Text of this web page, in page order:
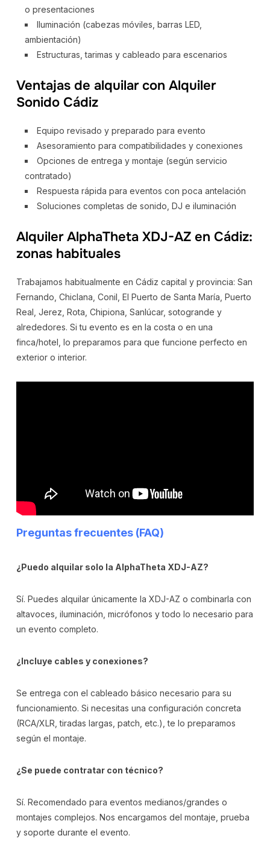
o presentaciones
Iluminación (cabezas móviles, barras LED,
ambientación)
Estructuras, tarimas y cableado para escenarios
Ventajas de alquilar con Alquiler
Sonido Cádiz
Equipo revisado y preparado para evento
Asesoramiento para compatibilidades y conexiones
Opciones de entrega y montaje (según servicio
contratado)
Respuesta rápida para eventos con poca antelación
Soluciones completas de sonido, DJ e iluminación
Alquiler AlphaTheta XDJ-AZ en Cádiz:
zonas habituales
Trabajamos habitualmente en Cádiz capital y provincia: San
Fernando, Chiclana, Conil, El Puerto de Santa María, Puerto
Real, Jerez, Rota, Chipiona, Sanlúcar, sotogrande y
alrededores. Si tu evento es en la costa o en una
finca/hotel, lo preparamos para que funcione perfecto en
exterior o interior.
Preguntas frecuentes (FAQ)
¿Puedo alquilar solo la AlphaTheta XDJ-AZ?
Sí. Puedes alquilar únicamente la XDJ-AZ o combinarla con
altavoces, iluminación, micrófonos y todo lo necesario para
un evento completo.
¿Incluye cables y conexiones?
Se entrega con el cableado básico necesario para su
funcionamiento. Si necesitas una configuración concreta
(RCA/XLR, tiradas largas, patch, etc.), te lo preparamos
según el montaje.
¿Se puede contratar con técnico?
Sí. Recomendado para eventos medianos/grandes o
montajes complejos. Nos encargamos del montaje, prueba
y soporte durante el evento.